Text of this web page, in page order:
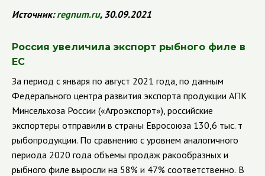
Источник:regnum.ru, 30.09.2021
Россия увеличила экспорт рыбного филе в
ЕС
За период с января по август 2021 года, по данным
Федерального центра развития экспорта продукции АПК
Минсельхоза России («Агроэкспорт»), российские
экспортеры отправили в страны Евросоюза 130,6 тыс. т
рыбопродукции. По сравнению с уровнем аналогичного
периода 2020 года объемы продаж ракообразных и
рыбного филе выросли на 58% и 47% соответственно. В